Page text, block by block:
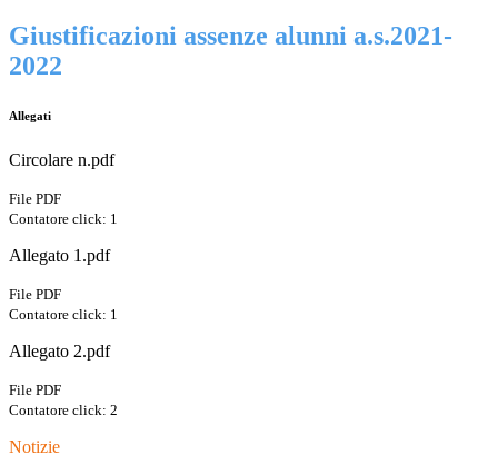
Giustificazioni assenze alunni a.s.2021-
2022
Allegati
Circolare n.pdf
File PDF
Contatore click: 1
Allegato 1.pdf
File PDF
Contatore click: 1
Allegato 2.pdf
File PDF
Contatore click: 2
Notizie